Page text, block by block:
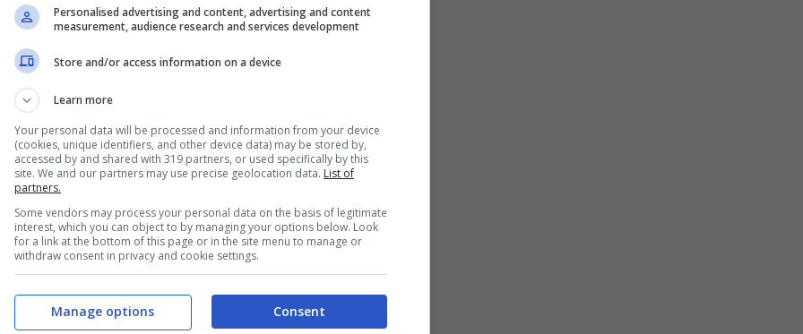
e cartoni animati. Per chi è appassionato
potrebbe essere il sogno di una vita.
famosi di film, serie tv o cartoni
Potrebbe sembrare un hobby, ma in
doti specifiche di relazione con il
Personalised advertising and content, advertising and content
measurement, audience research and services development
Store and/or access information on a device
Learn more
Your personal data will be processed and information from your device
(cookies, unique identifiers, and other device data) may be stored by,
accessed by and shared with 319 partners, or used specifically by this
site. We and our partners may use precise geolocation data. List of
partners.
Some vendors may process your personal data on the basis of legitimate
interest, which you can object to by managing your options below. Look
for a link at the bottom of this page or in the site menu to manage or
withdraw consent in privacy and cookie settings.
Consent
Manage options